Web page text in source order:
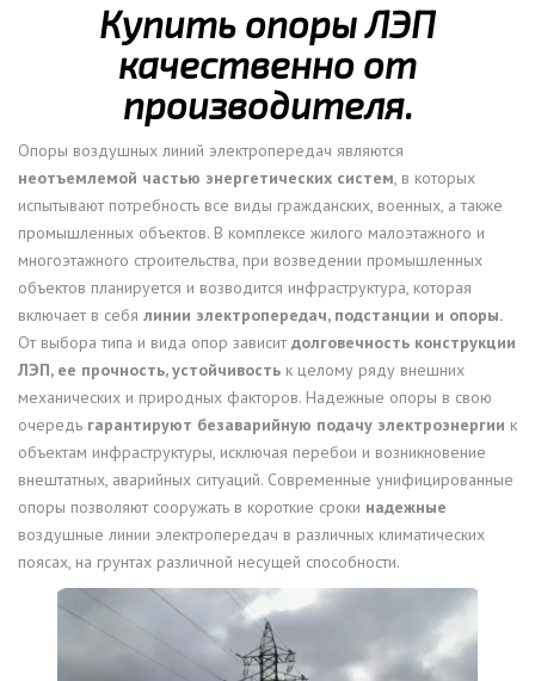
Купить опоры ЛЭП
качественно от
производителя.
Опоры воздушных линий электропередач являются
неотъемлемой частью энергетических систем, в которых
испытывают потребность все виды гражданских, военных, а также
промышленных объектов. В комплексе жилого малоэтажного и
многоэтажного строительства, при возведении промышленных
объектов планируется и возводится инфраструктура, которая
включает в себя линии электропередач, подстанции и опоры.
От выбора типа и вида опор зависит долговечность конструкции
ЛЭП, ее прочность, устойчивость к целому ряду внешних
механических и природных факторов. Надежные опоры в свою
очередь гарантируют безаварийную подачу электроэнергии к
объектам инфраструктуры, исключая перебои и возникновение
внештатных, аварийных ситуаций. Современные унифицированные
опоры позволяют сооружать в короткие сроки надежные
воздушные линии электропередач в различных климатических
поясах, на грунтах различной несущей способности.